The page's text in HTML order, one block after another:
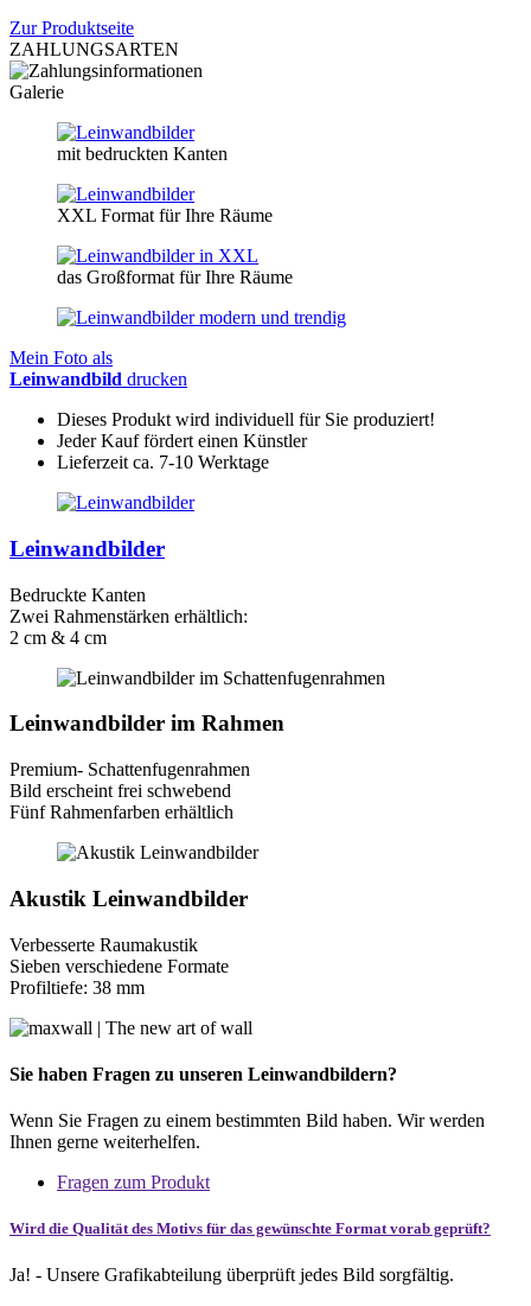
Zur Produktseite
ZAHLUNGSARTEN
Galerie
mit bedruckten Kanten
XXL Format für Ihre Räume
das Großformat für Ihre Räume
Mein Foto als
Leinwandbild drucken
Dieses Produkt wird individuell für Sie produziert!
Jeder Kauf fördert einen Künstler
Lieferzeit ca. 7-10 Werktage
Leinwandbilder
Bedruckte Kanten
Zwei Rahmenstärken erhältlich:
2 cm & 4 cm
Leinwandbilder im Rahmen
Premium- Schattenfugenrahmen
Bild erscheint frei schwebend
Fünf Rahmenfarben erhältlich
Akustik Leinwandbilder
Verbesserte Raumakustik
Sieben verschiedene Formate
Profiltiefe: 38 mm
Sie haben Fragen zu unseren Leinwandbildern?
Wenn Sie Fragen zu einem bestimmten Bild haben. Wir werden
Ihnen gerne weiterhelfen.
Fragen zum Produkt
Wird die Qualität des Motivs für das gewünschte Format vorab geprüft?
Ja! - Unsere Grafikabteilung überprüft jedes Bild sorgfältig.